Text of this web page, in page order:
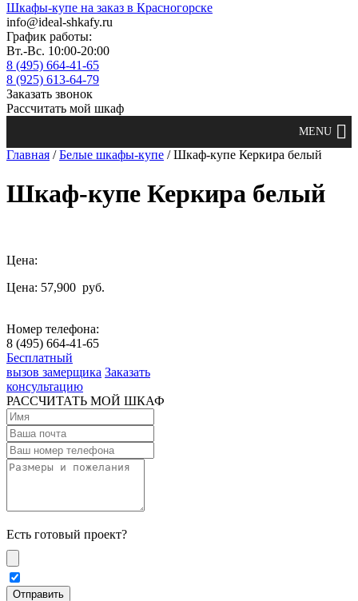
Шкафы-купе на заказ в Красногорске
info@ideal-shkafy.ru
График работы:
Вт.-Вс. 10:00-20:00
8 (495) 664-41-65
8 (925) 613-64-79
Заказать звонок
Рассчитать мой шкаф
Главная /Белые шкафы-купе / Шкаф-купе Керкира белый
Шкаф-купе Керкира белый
Цена:
Цена: 57,900 руб.
Номер телефона:
8 (495) 664-41-65
Бесплатный
вызов замерщика Заказать
консультацию
РАССЧИТАТЬ МОЙ ШКАФ
Есть готовый проект?